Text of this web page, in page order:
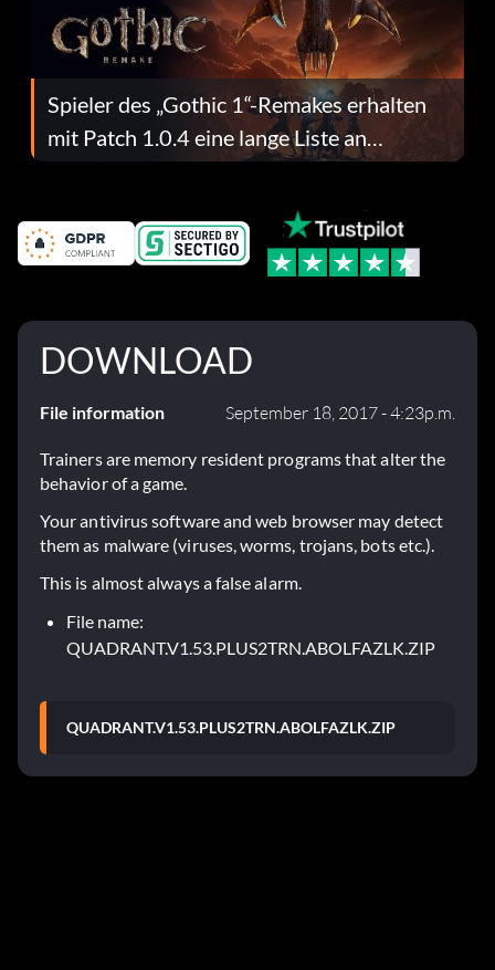
Spieler des „Gothic 1“-Remakes erhalten
mit Patch 1.0.4 eine lange Liste an
Fehlerbehebungen
DOWNLOAD
File information September 18, 2017 - 4:23p.m.
Trainers are memory resident programs that alter the
behavior of a game.
Your antivirus software and web browser may detect
them as malware (viruses, worms, trojans, bots etc.).
This is almost always a false alarm.
File name:
QUADRANT.V1.53.PLUS2TRN.ABOLFAZLK.ZIP
QUADRANT.V1.53.PLUS2TRN.ABOLFAZLK.ZIP